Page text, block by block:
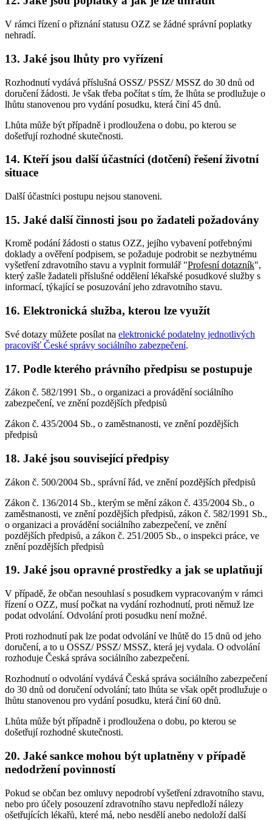
V rámci řízení o přiznání statusu OZZ se žádné správní poplatky
nehradí.
13. Jaké jsou lhůty pro vyřízení
Rozhodnutí vydává příslušná OSSZ/ PSSZ/ MSSZ do 30 dnů od
doručení žádosti. Je však třeba počítat s tím, že lhůta se prodlužuje o
lhůtu stanovenou pro vydání posudku, která činí 45 dnů.
Lhůta může být případně i prodloužena o dobu, po kterou se
došetřují rozhodné skutečnosti.
14. Kteří jsou další účastníci (dotčení) řešení životní
situace
Další účastníci postupu nejsou stanoveni.
15. Jaké další činnosti jsou po žadateli požadovány
Kromě podání žádosti o status OZZ, jejího vybavení potřebnými
doklady a ověření podpisem, se požaduje podrobit se nezbytnému
vyšetření zdravotního stavu a vyplnit formulář "Profesní dotazník",
který zašle žadateli příslušné oddělení lékařské posudkové služby s
informací, týkající se posuzování jeho zdravotního stavu.
16. Elektronická služba, kterou lze využít
Své dotazy můžete posílat na elektronické podatelny jednotlivých
pracovišť České správy sociálního zabezpečení.
17. Podle kterého právního předpisu se postupuje
Zákon č. 582/1991 Sb., o organizaci a provádění sociálního
zabezpečení, ve znění pozdějších předpisů
Zákon č. 435/2004 Sb., o zaměstnanosti, ve znění pozdějších
předpisů
18. Jaké jsou související předpisy
Zákon č. 500/2004 Sb., správní řád, ve znění pozdějších předpisů
Zákon č. 136/2014 Sb., kterým se mění zákon č. 435/2004 Sb., o
zaměstnanosti, ve znění pozdějších předpisů, zákon č. 582/1991 Sb.,
o organizaci a provádění sociálního zabezpečení, ve znění
pozdějších předpisů, a zákon č. 251/2005 Sb., o inspekci práce, ve
znění pozdějších předpisů
19. Jaké jsou opravné prostředky a jak se uplatňují
V případě, že občan nesouhlasí s posudkem vypracovaným v rámci
řízení o OZZ, musí počkat na vydání rozhodnutí, proti němuž lze
podat odvolání. Odvolání proti posudku není možné.
Proti rozhodnutí pak lze podat odvolání ve lhůtě do 15 dnů od jeho
doručení, a to u OSSZ/ PSSZ/ MSSZ, která jej vydala. O odvolání
rozhoduje Česká správa sociálního zabezpečení.
Rozhodnutí o odvolání vydává Česká správa sociálního zabezpečení
do 30 dnů od doručení odvolání; tato lhůta se však opět prodlužuje o
lhůtu stanovenou pro vydání posudku, která činí 60 dnů.
Lhůta může být případně i prodloužena o dobu, po kterou se
došetřují rozhodné skutečnosti.
20. Jaké sankce mohou být uplatněny v případě
nedodržení povinností
Pokud se občan bez omluvy nepodrobí vyšetření zdravotního stavu,
nebo pro účely posouzení zdravotního stavu nepředloží nálezy
ošetřujících lékařů, které má, nebo nesdělí anebo nedoloží další